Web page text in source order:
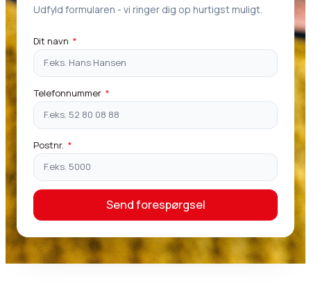
Udfyld formularen - vi ringer dig op hurtigst muligt.
Dit navn
Telefonnummer
Postnr.
Send forespørgsel